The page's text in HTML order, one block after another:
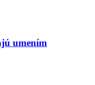
umením